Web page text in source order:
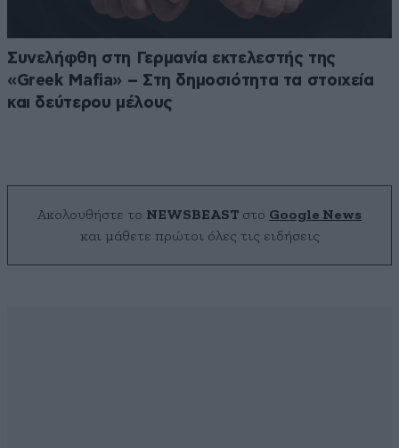
Συνελήφθη στη Γερμανία εκτελεστής της
«Greek Mafia» – Στη δημοσιότητα τα στοιχεία
και δεύτερου μέλους
Ακολουθήστε το NEWSBEAST στο Google News
και μάθετε πρώτοι όλες τις ειδήσεις